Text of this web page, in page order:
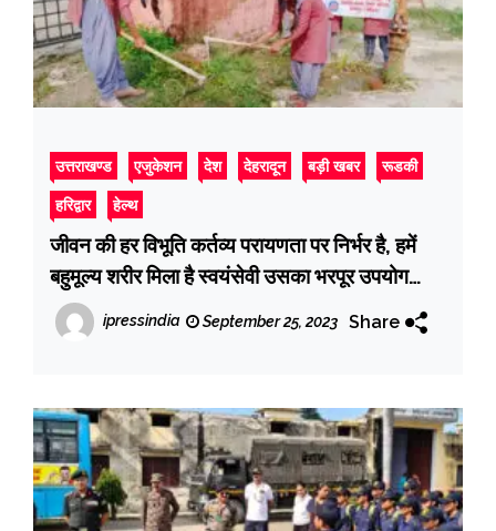
उत्तराखण्ड एजुकेशन देश देहरादून बड़ी खबर रूडकी
हरिद्वार हेल्थ
जीवन की हर विभूति कर्तव्य परायणता पर निर्भर है, हमें
बहुमूल्य शरीर मिला है स्वयंसेवी उसका भरपूर उपयोग
समाजहित में करें : डाॅ. घनश्याम गुप्ता
ipressindia September 25, 2023 Share